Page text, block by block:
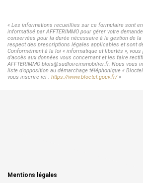
« Les informations recueillies sur ce formulaire sont
informatisé par AFFTERIMMO pour gérer votre
conservées pour la durée nécessaire à la gestion de
respect des prescriptions légales applicables et sont
Conformément à la loi « informatique et libertés »,
d'accès aux données vous concernant et les faire
AFFTERIMMO blois@sudloireimmobilier.fr. Nous vous
liste d'opposition au démarchage téléphonique «
vous inscrire ici : https://www.bloctel.gouv.fr/»
Mentions légales